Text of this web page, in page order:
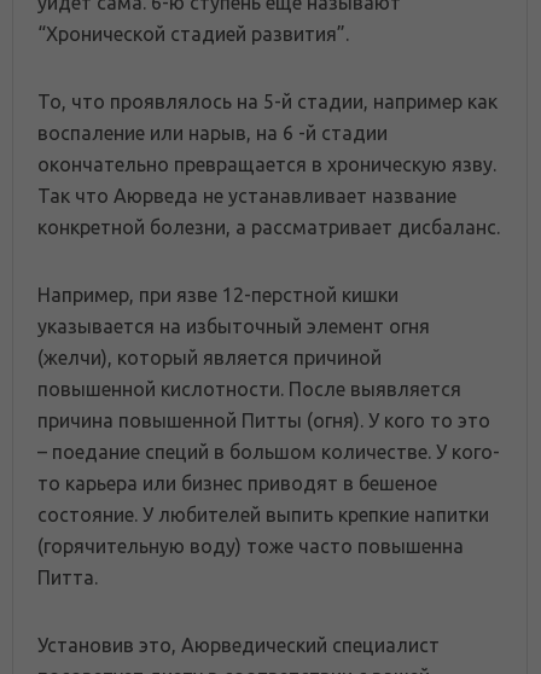
“Хронической стадией развития”.
То, что проявлялось на 5-й стадии, например как
воспаление или нарыв, на 6 -й стадии
окончательно превращается в хроническую язву.
Так что Аюрведа не устанавливает название
конкретной болезни, а рассматривает дисбаланс.
Например, при язве 12-перстной кишки
указывается на избыточный элемент огня
(желчи), который является причиной
повышенной кислотности. После выявляется
причина повышенной Питты (огня). У кого то это
– поедание специй в большом количестве. У кого-
то карьера или бизнес приводят в бешеное
состояние. У любителей выпить крепкие напитки
(горячительную воду) тоже часто повышенна
Питта.
Установив это, Аюрведический специалист